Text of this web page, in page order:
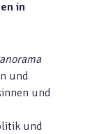
in
und
und
und